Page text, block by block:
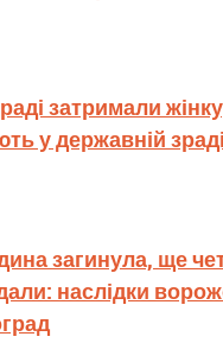
затримали
у державній зраді
загинула, ще
наслідки